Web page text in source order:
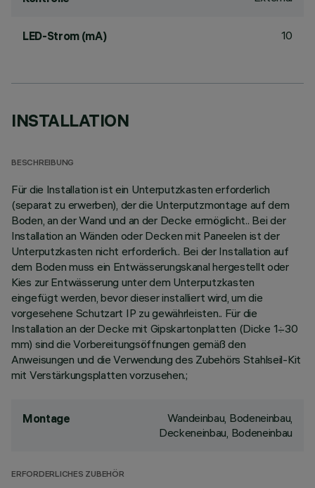
LED-Strom (mA) 10
INSTALLATION
BESCHREIBUNG
Für die Installation ist ein Unterputzkasten erforderlich
(separat zu erwerben), der die Unterputzmontage auf dem
Boden, an der Wand und an der Decke ermöglicht.. Bei der
Installation an Wänden oder Decken mit Paneelen ist der
Unterputzkasten nicht erforderlich.. Bei der Installation auf
dem Boden muss ein Entwässerungskanal hergestellt oder
Kies zur Entwässerung unter dem Unterputzkasten
eingefügt werden, bevor dieser installiert wird, um die
vorgesehene Schutzart IP zu gewährleisten.. Für die
Installation an der Decke mit Gipskartonplatten (Dicke 1÷30
mm) sind die Vorbereitungsöffnungen gemäß den
Anweisungen und die Verwendung des Zubehörs Stahlseil-Kit
mit Verstärkungsplatten vorzusehen.;
Montage
Wandeinbau, Bodeneinbau,
Deckeneinbau, Bodeneinbau
ERFORDERLICHES ZUBEHÖR